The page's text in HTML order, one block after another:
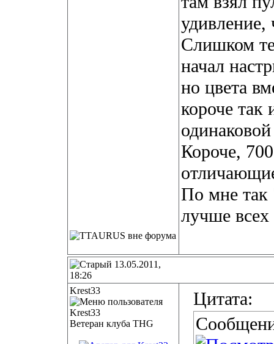
удивление,
Слишком
начал
но цвета
короче так
Короче,
По мне так
лучше
13.05.2011,
18:26
Krest33
Ветеран клуба THG
Цитата: